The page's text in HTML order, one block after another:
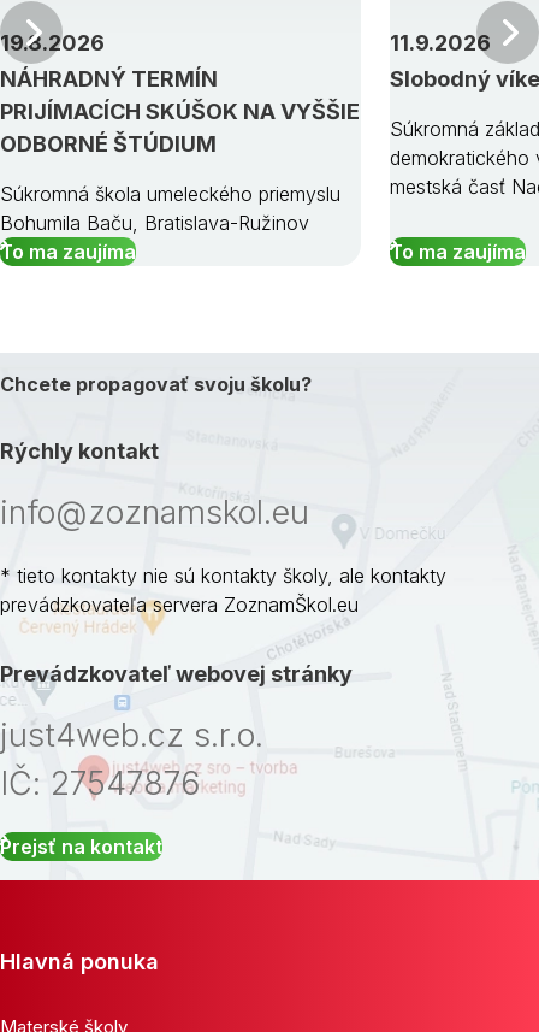
NÁHRADNÝ TERMÍN
PRIJÍMACÍCH SKÚŠOK NA VYŠŠIE
ODBORNÉ ŠTÚDIUM
19.8.2026
Súkromná škola umeleckého priemyslu
Bohumila Baču, Bratislava-Ružinov
To ma zaujíma
Slobodný
11.9.2026
Súkromná
demokratického
mestská časť
To ma zaujíma
Predchádzajúci
Chcete propagovať svoju školu?
Rýchly kontakt
info@zoznamskol.eu
* tieto kontakty nie sú kontakty školy, ale kontakty
prevádzkovateľa servera ZoznamŠkol.eu
Prevádzkovateľ webovej stránky
just4web.cz s.r.o.
IČ: 27547876
Prejsť na kontakt
Hlavná ponuka
Materské školy